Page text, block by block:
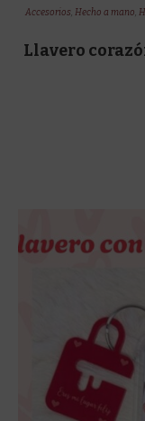
Accesorios,Hecho a mano,
Llavero